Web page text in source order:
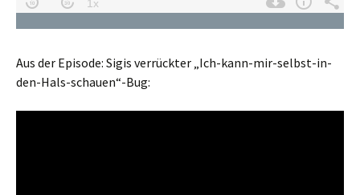
Aus der Episode: Sigis verrückter „Ich-kann-mir-selbst-in-
den-Hals-schauen“-Bug: